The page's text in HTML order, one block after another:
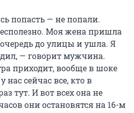
попасть — не попали.
Моя жена пришла
до улицы и ушла. Я
— говорит мужчина.
приходит, вообще в шоке
нас сейчас все, кто в
тут. И вот всех она не
они остановятся на 16-м